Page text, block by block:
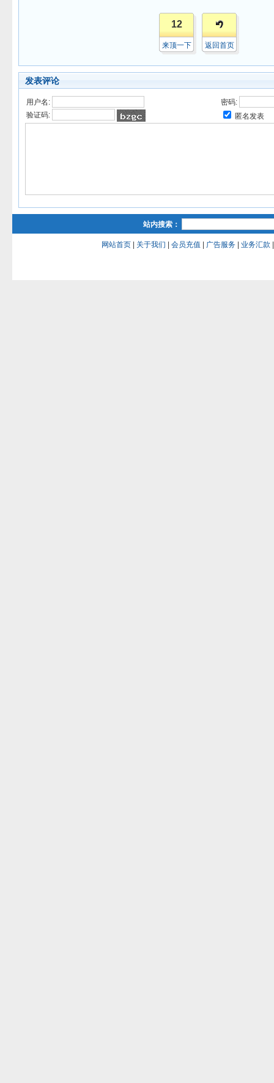
12
来顶一下 返回首页
发表评论
用户名:
密码:
验证码:
匿名发表
站内搜索：
网站首页 关于我们 会员充值 广告服务 业务汇款